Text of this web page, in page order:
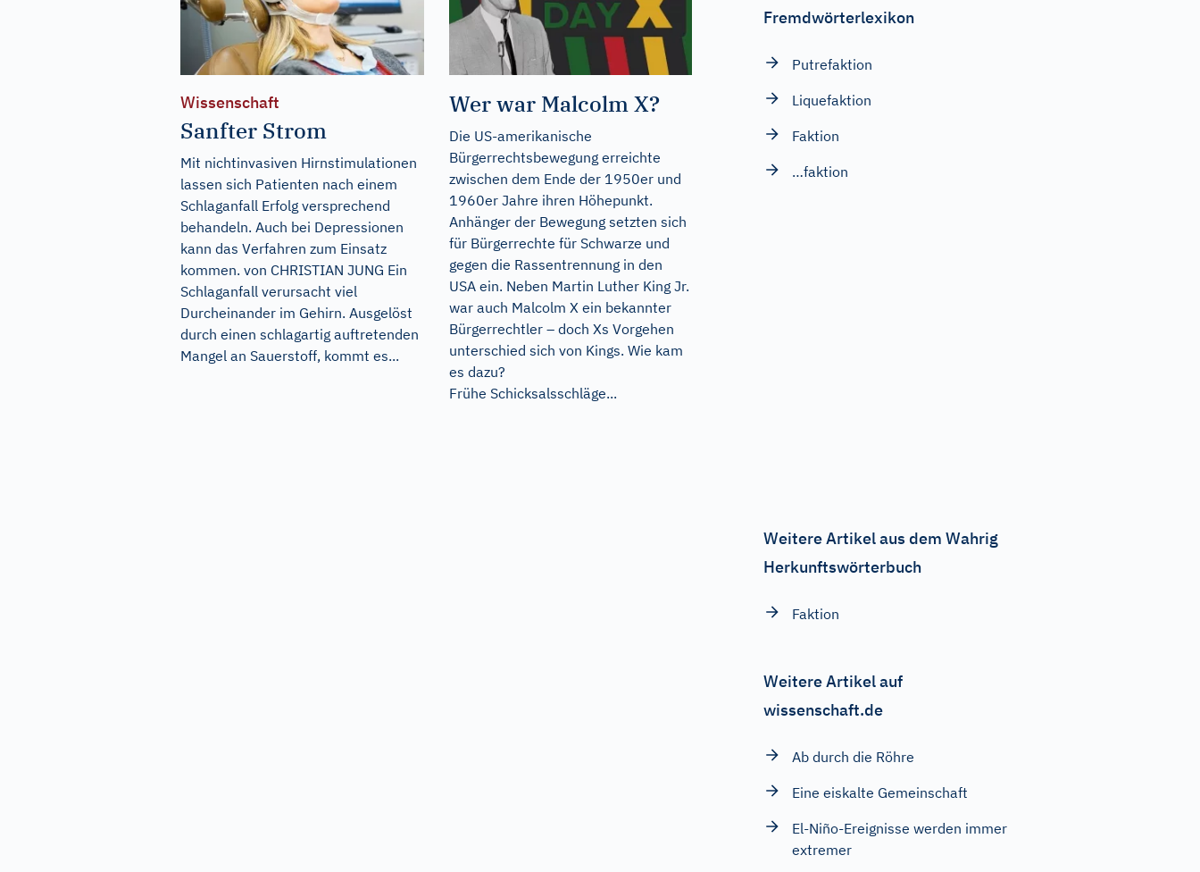
Wissenschaft
Sanfter Strom
Mit nichtinvasiven Hirnstimulationen
lassen sich Patienten nach einem
Schlaganfall Erfolg versprechend
behandeln. Auch bei Depressionen
kann das Verfahren zum Einsatz
kommen. von CHRISTIAN JUNG Ein
Schlaganfall verursacht viel
Durcheinander im Gehirn. Ausgelöst
durch einen schlagartig auftretenden
Mangel an Sauerstoff, kommt es...
Wer war Malcolm X?
Die US-amerikanische
Bürgerrechtsbewegung erreichte
zwischen dem Ende der 1950er und
1960er Jahre ihren Höhepunkt.
Anhänger der Bewegung setzten sich
für Bürgerrechte für Schwarze und
gegen die Rassentrennung in den
USA ein. Neben Martin Luther King Jr.
war auch Malcolm X ein bekannter
Bürgerrechtler – doch Xs Vorgehen
unterschied sich von Kings. Wie kam
es dazu?
Frühe Schicksalsschläge...
Fremdwörterlexikon
Putrefaktion
Liquefaktion
Faktion
…faktion
Weitere Artikel aus dem Wahrig
Herkunftswörterbuch
Faktion
Weitere Artikel auf
wissenschaft.de
Ab durch die Röhre
Eine eiskalte Gemeinschaft
El-Niño-Ereignisse werden immer
extremer